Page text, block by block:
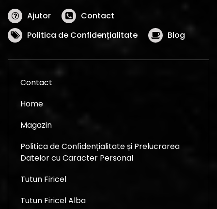
Ajutor
Contact
Politica de Confidențialitate
Blog
Contact
Home
Magazin
Politica de Confidențialitate și Prelucrarea
Datelor cu Caracter Personal
Tutun Firicel
Tutun Firicel Alba